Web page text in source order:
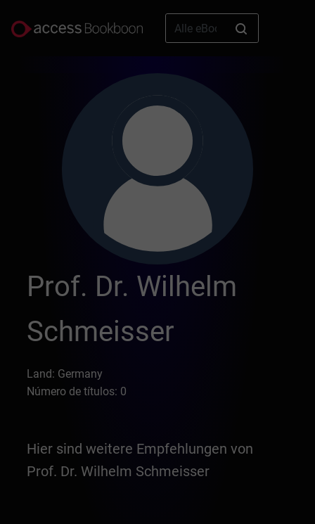
Prof. Dr. Wilhelm
Schmeisser
Land: Germany
Número de títulos: 0
Hier sind weitere Empfehlungen von
Prof. Dr. Wilhelm Schmeisser